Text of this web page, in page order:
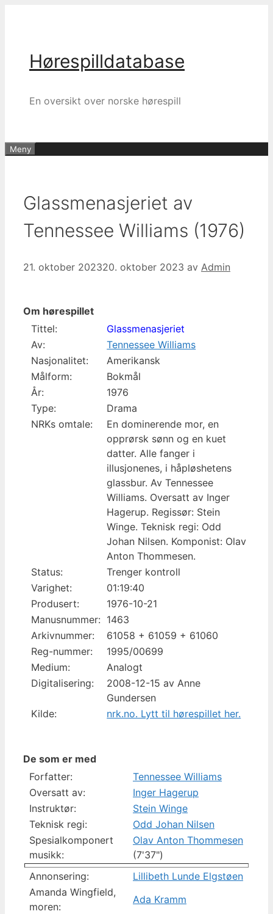
Hørespilldatabase
En oversikt over norske hørespill
Meny
Glassmenasjeriet av
Tennessee Williams (1976)
21. oktober 202320. oktober 2023 av Admin
Om hørespillet
Tittel:
Glassmenasjeriet
Av:
Tennessee Williams
Nasjonalitet:
Amerikansk
Målform:
Bokmål
År:
1976
Type:
Drama
NRKs omtale:
En dominerende mor, en
opprørsk sønn og en kuet
datter. Alle fanger i
illusjonenes, i håpløshetens
glassbur. Av Tennessee
Williams. Oversatt av Inger
Hagerup. Regissør: Stein
Winge. Teknisk regi: Odd
Johan Nilsen. Komponist: Olav
Anton Thommesen.
Status:
Trenger kontroll
Varighet:
01:19:40
Produsert:
1976-10-21
Manusnummer: 1463
Arkivnummer:
61058 + 61059 + 61060
Reg-nummer:
1995/00699
Medium:
Analogt
Digitalisering:
2008-12-15 av Anne
Gundersen
Kilde:
nrk.no. Lytt til hørespillet her.
De som er med
Forfatter:
Tennessee Williams
Oversatt av:
Inger Hagerup
Instruktør:
Stein Winge
Teknisk regi:
Odd Johan Nilsen
Spesialkomponert
musikk:
Olav Anton Thommesen
(7'37")
Annonsering:
Lillibeth Lunde Elgstøen
Amanda Wingfield,
moren:
Ada Kramm